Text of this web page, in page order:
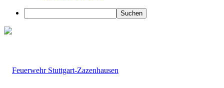
Suchen